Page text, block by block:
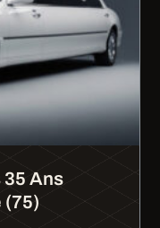
35 Ans
(75)